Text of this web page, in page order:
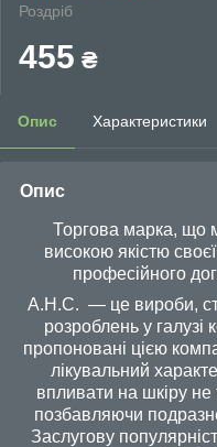
Роздріб
455 ₴
Опис Характеристики
Опис
Торгова марка, що
високою якістю
професійного
A.H.C. — це вироби,
розроблень у галузі
пропоновані цією
лікувальний
впливати на шкіру не
позбавляючи
Заслугову